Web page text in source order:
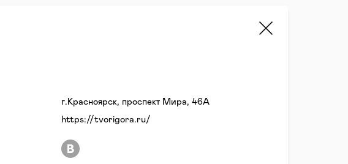
г.Красноярск, проспект Мира, 46А
https://tvorigora.ru/